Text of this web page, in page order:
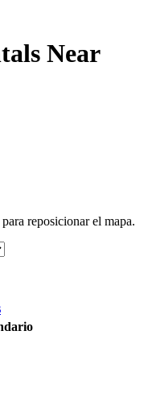
Near
reposicionar el mapa.